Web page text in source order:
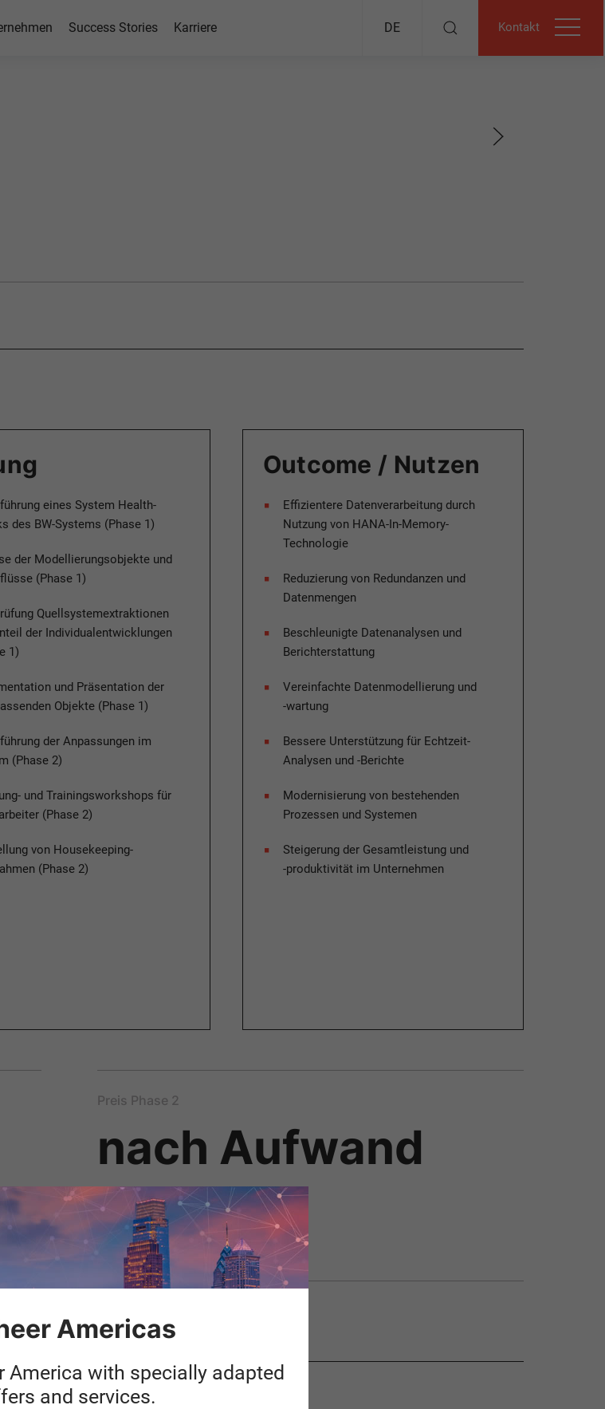
Success Stories Karriere DE Kontakt
eines System Health-
des BW-Systems (Phase 1)​
der Modellierungsobjekte und
(Phase 1)​
Quellsystemextraktionen
der Individualentwicklungen
1)​
und Präsentation der
Objekte (Phase 1)​
der Anpassungen im
(Phase 2)​
und Trainingsworkshops für
(Phase 2)​
von Housekeeping-
(Phase 2)​
Outcome / Nutzen​
Effizientere Datenverarbeitung durch
Nutzung von HANA-In-Memory-
Technologie​
Reduzierung von Redundanzen und
Datenmengen​
Beschleunigte Datenanalysen und
Berichterstattung​
Vereinfachte Datenmodellierung und
-wartung​
Bessere Unterstützung für Echtzeit-
Analysen und -Berichte​
Modernisierung von bestehenden
Prozessen und Systemen​
Steigerung der Gesamtleistung und
-produktivität im Unternehmen​
Preis Phase 2
nach Aufwand
aus Erfahrung ca. 15 Tage
Americas
America with specially adapted
and services.